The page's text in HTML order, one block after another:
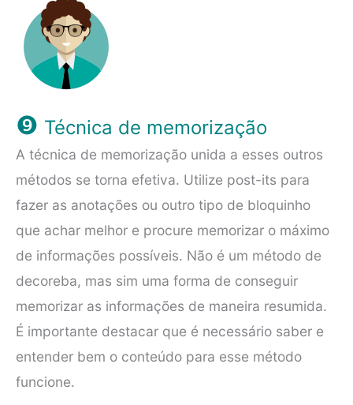
❾ Técnica de memorização
A técnica de memorização unida a esses outros
métodos se torna efetiva. Utilize post-its para
fazer as anotações ou outro tipo de bloquinho
que achar melhor e procure memorizar o máximo
de informações possíveis. Não é um método de
decoreba, mas sim uma forma de conseguir
memorizar as informações de maneira resumida.
É importante destacar que é necessário saber e
entender bem o conteúdo para esse método
funcione.